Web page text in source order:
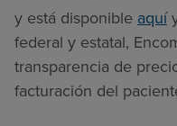
y está disponible aquí
federal y estatal,
transparencia de
facturación del